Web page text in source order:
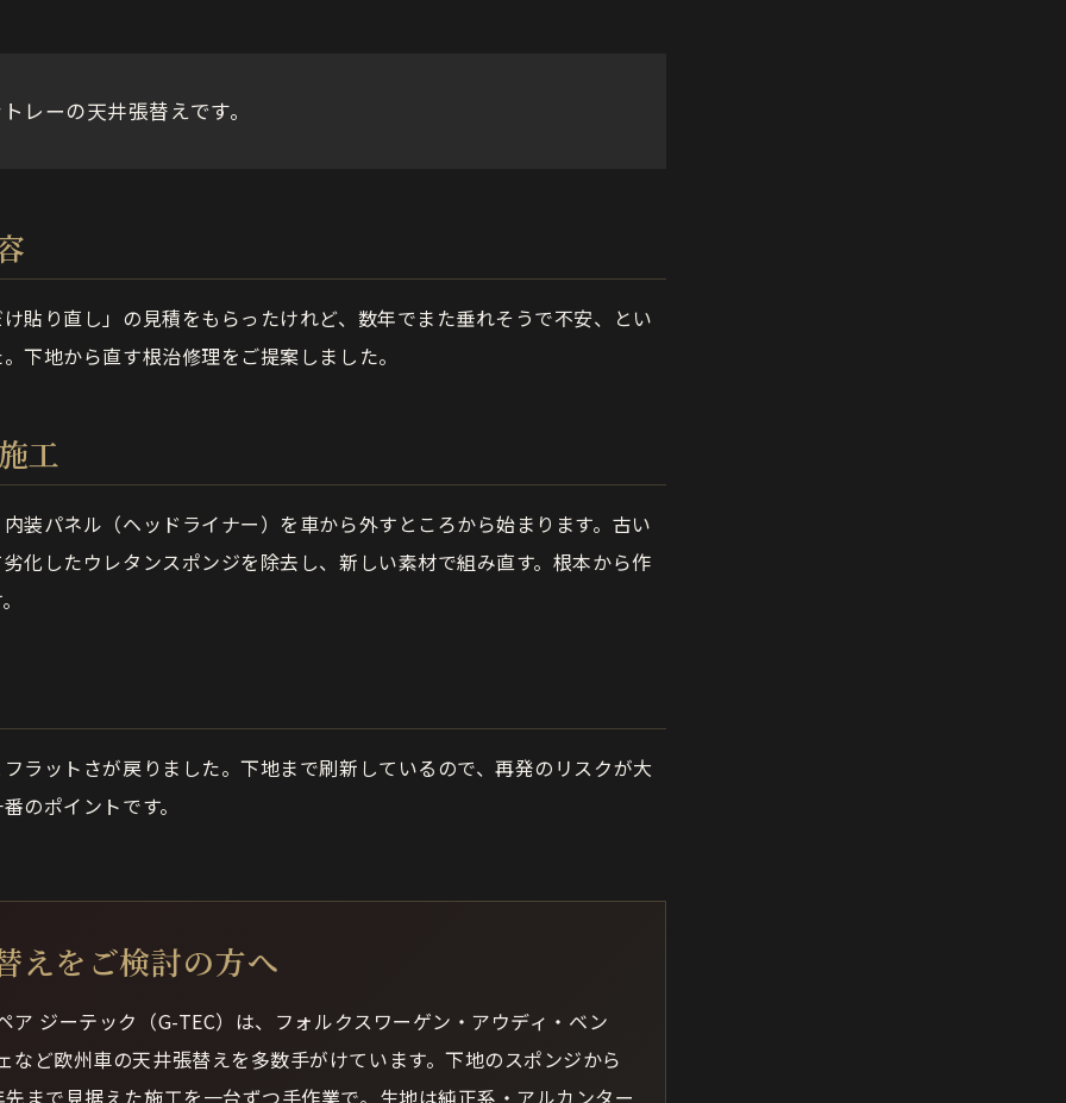
レーの天井張替えです。
貼り直し」の見積をもらったけれど、数年でまた垂れそうで不安、とい
下地から直す根治修理をご提案しました。
工
装パネル（ヘッドライナー）を車から外すところから始まります。古い
化したウレタンスポンジを除去し、新しい素材で組み直す。根本から作
ラットさが戻りました。下地まで刷新しているので、再発のリスクが大
のポイントです。
えをご検討の方へ
ア ジーテック（G-TEC）は、フォルクスワーゲン・アウディ・ベン
など欧州車の天井張替えを多数手がけています。下地のスポンジから
まで見据えた施工を一台ずつ手作業で。生地は純正系・アルカンター